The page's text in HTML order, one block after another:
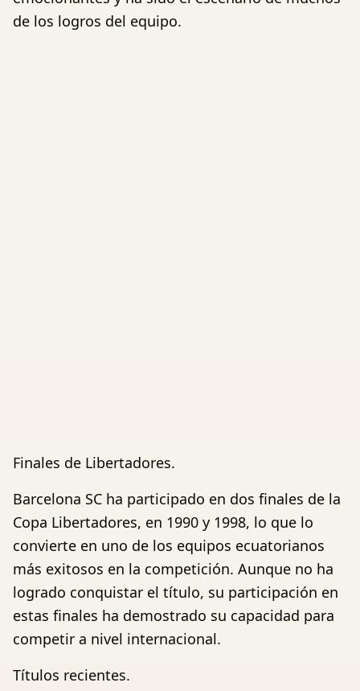
de los logros del equipo.
Finales de Libertadores.
Barcelona SC ha participado en dos finales de la
Copa Libertadores, en 1990 y 1998, lo que lo
convierte en uno de los equipos ecuatorianos
más exitosos en la competición. Aunque no ha
logrado conquistar el título, su participación en
estas finales ha demostrado su capacidad para
competir a nivel internacional.
Títulos recientes.